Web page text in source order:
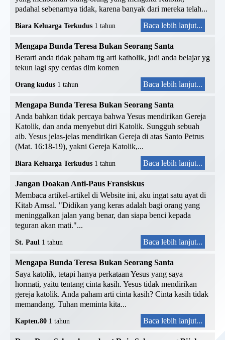
padahal sebenarnya tidak, karena banyak dari mereka telah...
Biara Keluarga Terkudus 1 tahun Baca lebih lanjut...
Mengapa Bunda Teresa Bukan Seorang Santa
Berarti anda tidak paham ttg arti katholik, jadi anda belajar yg
tekun lagi spy cerdas dlm komen
Orang kudus 1 tahun Baca lebih lanjut...
Mengapa Bunda Teresa Bukan Seorang Santa
Anda bahkan tidak percaya bahwa Yesus mendirikan Gereja
Katolik, dan anda menyebut diri Katolik. Sungguh sebuah
aib. Yesus jelas-jelas mendirikan Gereja di atas Santo Petrus
(Mat. 16:18-19), yakni Gereja Katolik,...
Biara Keluarga Terkudus 1 tahun Baca lebih lanjut...
Jangan Doakan Anti-Paus Fransiskus
Membaca artikel-artikel di Website ini, aku ingat satu ayat di
Kitab Amsal. "Didikan yang keras adalah bagi orang yang
meninggalkan jalan yang benar, dan siapa benci kepada
teguran akan mati."...
St. Paul 1 tahun Baca lebih lanjut...
Mengapa Bunda Teresa Bukan Seorang Santa
Saya katolik, tetapi hanya perkataan Yesus yang saya
hormati, yaitu tentang cinta kasih. Yesus tidak mendirikan
gereja katolik. Anda paham arti cinta kasih? Cinta kasih tidak
memandang. Tuhan meminta kita...
Kapten.80 1 tahun Baca lebih lanjut...